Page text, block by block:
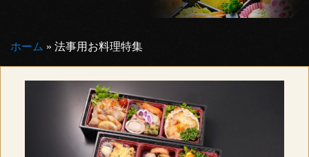
ホーム » 法事用お料理特集